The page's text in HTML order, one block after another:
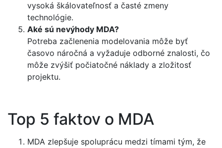
vysoká škálovateľnosť a časté zmeny
technológie.
Aké sú nevýhody MDA?
Potreba začlenenia modelovania môže byť
časovo náročná a vyžaduje odborné znalosti, čo
môže zvýšiť počiatočné náklady a zložitosť
projektu.
Top 5 faktov o MDA
MDA zlepšuje spoluprácu medzi tímami tým, že